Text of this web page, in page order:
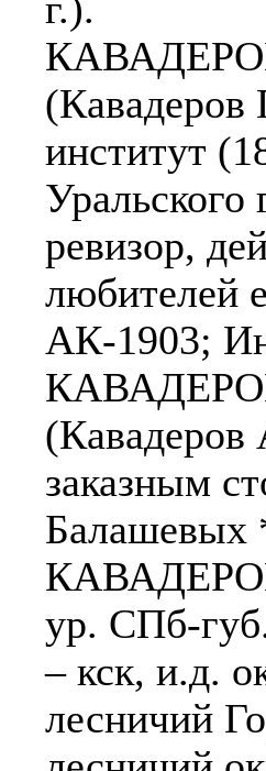
г.).
(Кавадеров
институт
Уральского
ревизор,
любителей
АК-1903;
(Кавадеров
заказным
ур. СПб-
– кск, и.д.
лесничий